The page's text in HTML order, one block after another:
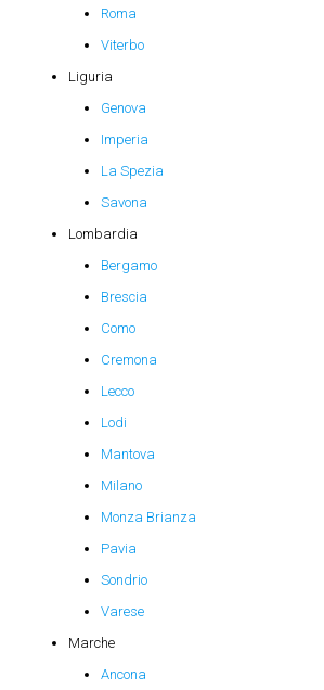
Roma
Viterbo
Liguria
Genova
Imperia
La Spezia
Savona
Lombardia
Bergamo
Brescia
Como
Cremona
Lecco
Lodi
Mantova
Milano
Monza Brianza
Pavia
Sondrio
Varese
Marche
Ancona